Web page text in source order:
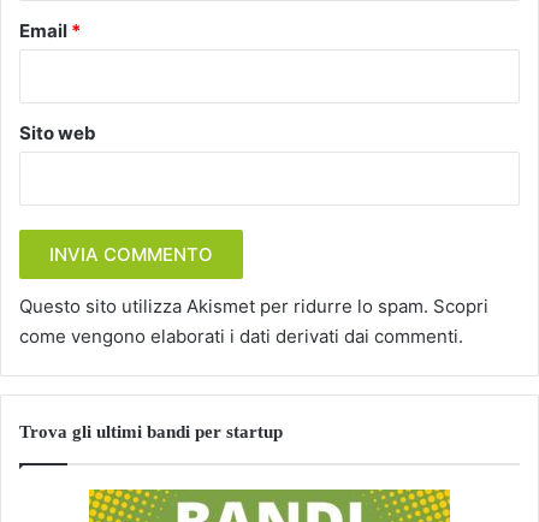
Email *
Sito web
Questo sito utilizza Akismet per ridurre lo spam. Scopri
come vengono elaborati i dati derivati dai commenti.
Trova gli ultimi bandi per startup